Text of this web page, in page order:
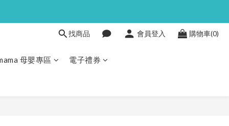
找商品 會員登入 購物車(0)
母嬰專區 電子禮券